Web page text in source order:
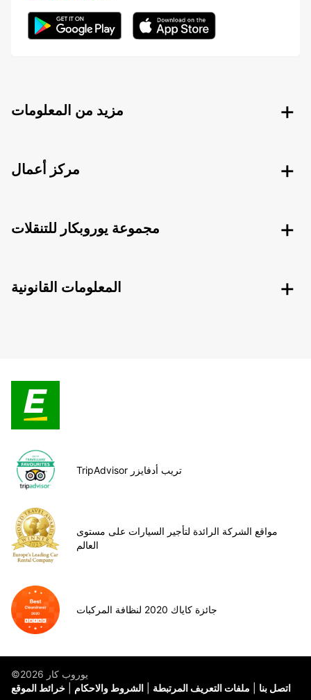
مزيد من المعلومات
مركز أعمال
مجموعة يوروبكار للتنقلات
المعلومات القانونية
TripAdvisor تريب أدفايزر
مواقع الشركة الرائدة لتأجير السيارات على مستوى
العالم
جائزة كاياك 2020 لنظافة المركبات
©يوروب كار 2026
خرائط الموقع
الشروط والاحكام ملفات التعريف المرتبطة اتصل بنا